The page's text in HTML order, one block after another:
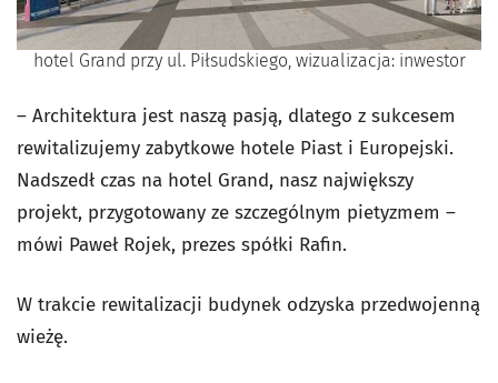
hotel Grand przy ul. Piłsudskiego, wizualizacja: inwestor
– Architektura jest naszą pasją, dlatego z sukcesem
rewitalizujemy zabytkowe hotele Piast i Europejski.
Nadszedł czas na hotel Grand, nasz największy
projekt, przygotowany ze szczególnym pietyzmem –
mówi Paweł Rojek, prezes spółki Rafin.
W trakcie rewitalizacji budynek odzyska przedwojenną
wieżę.